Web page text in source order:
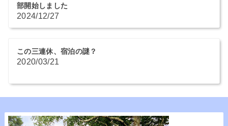
部開始しました
2024/12/27
この三連休、宿泊の謎？
2020/03/21